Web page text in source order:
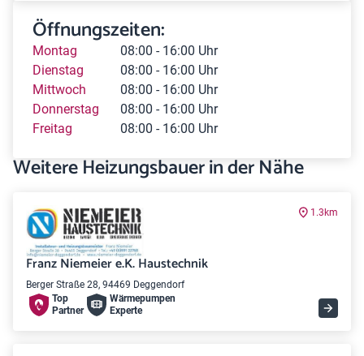
Öffnungszeiten:
Montag
08:00 - 16:00 Uhr
Dienstag
08:00 - 16:00 Uhr
Mittwoch
08:00 - 16:00 Uhr
Donnerstag
08:00 - 16:00 Uhr
Freitag
08:00 - 16:00 Uhr
Weitere Heizungsbauer in der Nähe
1.3km
Franz Niemeier e.K. Haustechnik
Berger Straße 28, 94469 Deggendorf
Top
Partner
Wärme­pumpen
Experte